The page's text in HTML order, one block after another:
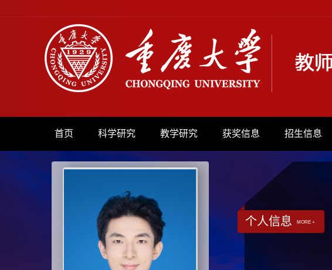
首页 科学研究 教学研究 获奖信息 招生信息
个人信息 MORE +